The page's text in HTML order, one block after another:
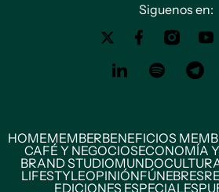
Siguenos en:
HOMEMEMBERBENEFICIOS
CAFÉ Y NEGOCIOSECONOMÍA
BRAND STUDIOMUNDO
LIFESTYLEOPINIÓNFÚNEBRES
EDICIONES ESPECIALES